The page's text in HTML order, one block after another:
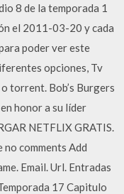
8 de la temporada 1
el 2011-03-20 y cada
poder ver este
opciones, Tv
torrent. Bob’s Burgers
honor a su líder
NETFLIX GRATIS.
comments Add
Email. Url. Entradas
17 Capitulo